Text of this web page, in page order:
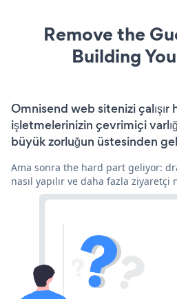
Remove the
Building
Omnisend web sitenizi
işletmelerinizin çevrimiçi
büyük zorluğun üstesinden
Ama sonra the hard part geliyor:
nasıl yapılır ve daha fazla ziyaretçi